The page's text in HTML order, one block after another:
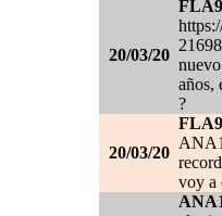
20/03/20
años,
?
20/03/20
voy a